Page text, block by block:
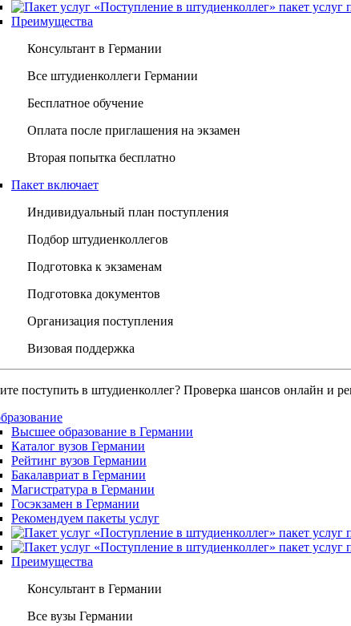
Преимущества
Консультант в Германии
Все штудиенколлеги Германии
Бесплатное обучение
Оплата после приглашения на экзамен
Вторая попытка бесплатно
Пакет включает
Индивидуальный план поступления
Подбор штудиенколлегов
Подготовка к экзаменам
Подготовка документов
Организация поступления
Визовая поддержка
поступить в штудиенколлег? Проверка шансов онлайн и
Высшее образование в Германии
Каталог вузов Германии
Рейтинг вузов Германии
Бакалавриат в Германии
Магистратура в Германии
Госэкзамен в Германии
Рекомендуем пакеты услуг
Преимущества
Консультант в Германии
Все вузы Германии